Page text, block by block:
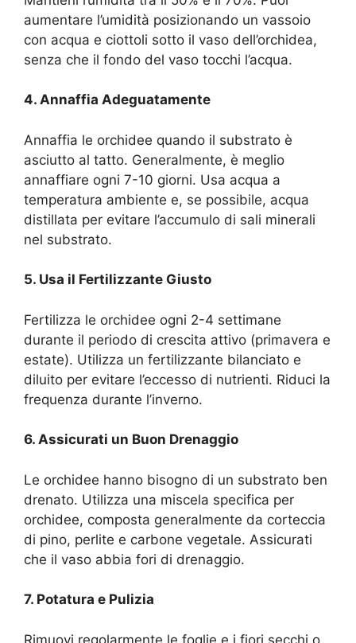
aumentare l’umidità posizionando un vassoio
con acqua e ciottoli sotto il vaso dell’orchidea,
senza che il fondo del vaso tocchi l’acqua.
4. Annaffia Adeguatamente
Annaffia le orchidee quando il substrato è
asciutto al tatto. Generalmente, è meglio
annaffiare ogni 7-10 giorni. Usa acqua a
temperatura ambiente e, se possibile, acqua
distillata per evitare l’accumulo di sali minerali
nel substrato.
5. Usa il Fertilizzante Giusto
Fertilizza le orchidee ogni 2-4 settimane
durante il periodo di crescita attivo (primavera e
estate). Utilizza un fertilizzante bilanciato e
diluito per evitare l’eccesso di nutrienti. Riduci la
frequenza durante l’inverno.
6. Assicurati un Buon Drenaggio
Le orchidee hanno bisogno di un substrato ben
drenato. Utilizza una miscela specifica per
orchidee, composta generalmente da corteccia
di pino, perlite e carbone vegetale. Assicurati
che il vaso abbia fori di drenaggio.
7. Potatura e Pulizia
Rimuovi regolarmente le foglie e i fiori secchi o